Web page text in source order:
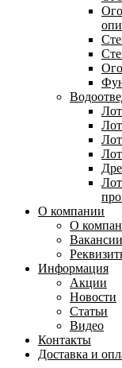
О компании
О
Вакансии
Информация
Акции
Новости
Статьи
Видео
Контакты
Доставка и